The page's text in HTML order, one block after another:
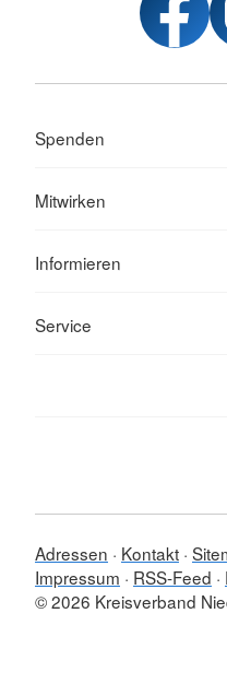
Spenden
Mitwirken
Informieren
Service
Adressen Kontakt
Impressum
RSS-Feed
© 2026 Kreisverband